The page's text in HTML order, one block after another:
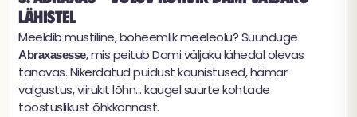
lähistel
Meeldib müstiline, boheemlik meeleolu? Suunduge
Abraxasesse, mis peitub Dami väljaku lähedal olevas
tänavas. Nikerdatud puidust kaunistused, hämar
valgustus, viirukit lõhn... kaugel suurte kohtade
tööstuslikust õhkkonnast.